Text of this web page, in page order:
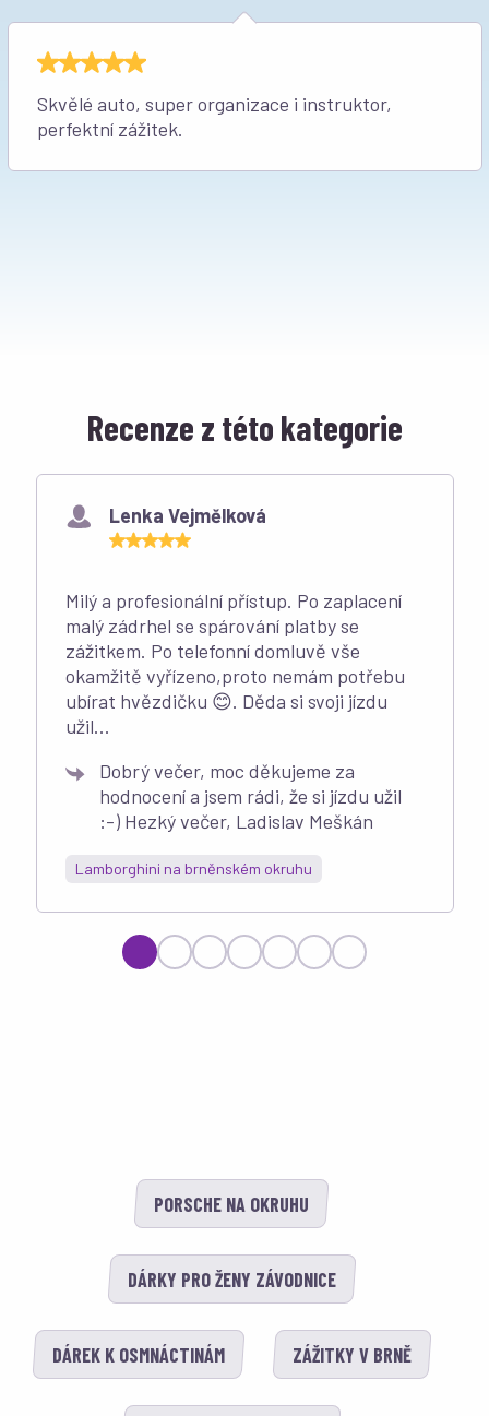
Skvělé auto, super organizace i instruktor,
perfektní zážitek.
Recenze z této kategorie
Lenka Vejmělková
Milý a profesionální přístup. Po zaplacení
malý zádrhel se spárování platby se
zážitkem. Po telefonní domluvě vše
okamžitě vyřízeno,proto nemám potřebu
ubírat hvězdičku 😊. Děda si svoji jízdu
užil...
Dobrý večer, moc děkujeme za
hodnocení a jsem rádi, že si jízdu užil
:-) Hezký večer, Ladislav Meškán
Lamborghini na brněnském okruhu
PORSCHE NA OKRUHU
DÁRKY PRO ŽENY ZÁVODNICE
DÁREK K OSMNÁCTINÁM ZÁŽITKY V BRNĚ